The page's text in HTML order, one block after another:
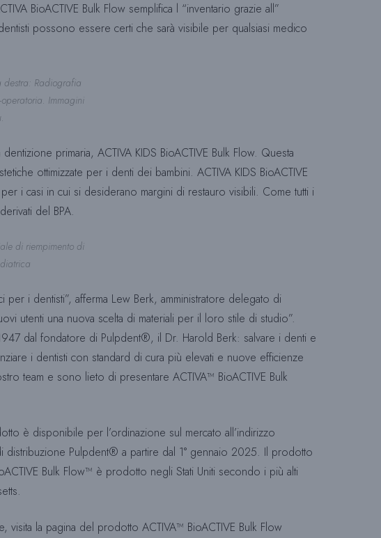
W
BioACTIVE Bulk Flow semplifica l “inventario grazie all”
possono essere certi che sarà visibile per qualsiasi medico
destra: Radiografia
Immagini
primaria, ACTIVA KIDS BioACTIVE Bulk Flow. Questa
ottimizzate per i denti dei bambini. ACTIVA KIDS BioACTIVE
i casi in cui si desiderano margini di restauro visibili. Come tutti i
del BPA.
di riempimento di
per i dentisti”, afferma Lew Berk, amministratore delegato di
utenti una nuova scelta di materiali per il loro stile di studio”.
dal fondatore di Pulpdent®, il Dr. Harold Berk: salvare i denti e
i dentisti con standard di cura più elevati e nuove efficienze
team e sono lieto di presentare ACTIVA™ BioACTIVE Bulk
è disponibile per l’ordinazione sul mercato all’indirizzo
Pulpdent® a partire dal 1° gennaio 2025. Il prodotto
Bulk Flow™ è prodotto negli Stati Uniti secondo i più alti
la pagina del prodotto ACTIVA™ BioACTIVE Bulk Flow